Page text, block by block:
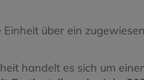
über ein
handelt es sich um